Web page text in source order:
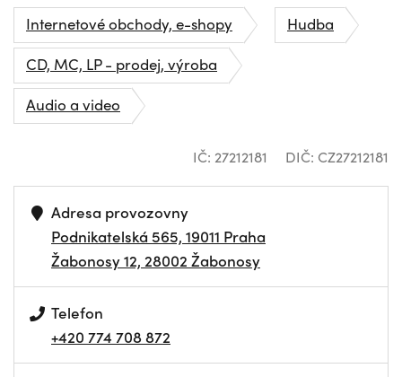
Internetové obchody, e-shopy
Hudba
CD, MC, LP - prodej, výroba
Audio a video
IČ: 27212181 DIČ: CZ27212181
Adresa provozovny
Podnikatelská 565, 19011 Praha
Žabonosy 12, 28002 Žabonosy
Telefon
+420 774 708 872